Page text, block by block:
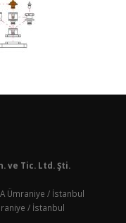
ve Tic. Ltd. Şti.
Ümraniye / İstanbul
/ İstanbul